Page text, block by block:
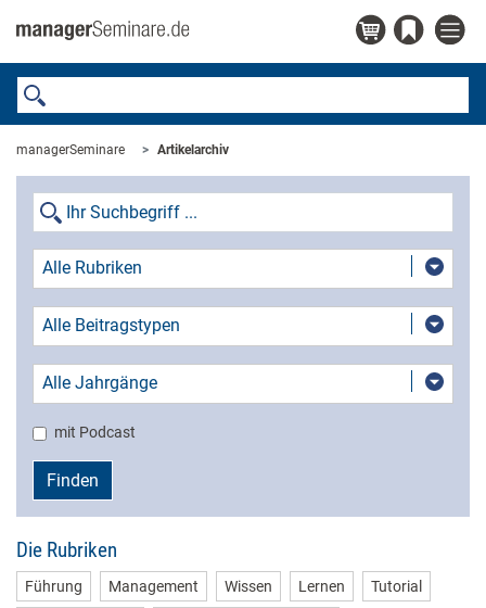
managerSeminare Artikelarchiv
Alle Rubriken
Alle Beitragstypen
Alle Jahrgänge
mit Podcast
Finden
Die Rubriken
Führung Management Wissen Lernen Tutorial